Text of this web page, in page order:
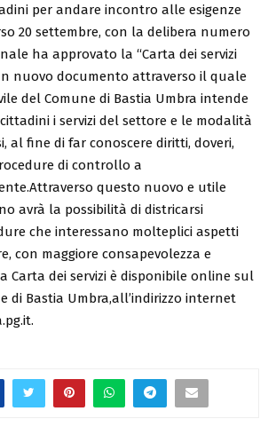
per andare incontro alle esigenze
20 settembre, con la delibera numero
ha approvato la “Carta dei servizi
nuovo documento attraverso il quale
del Comune di Bastia Umbra intende
i servizi del settore e le modalità
al fine di far conoscere diritti, doveri,
di controllo a
questo nuovo e utile
avrà la possibilità di districarsi
che interessano molteplici aspetti
con maggiore consapevolezza e
Carta dei servizi è disponibile online sul
di Bastia Umbra,all’indirizzo internet